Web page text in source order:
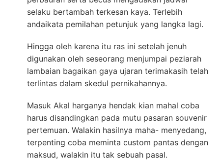
selaku bertambah terkesan kaya. Terlebih
andaikata pemilahan petunjuk yang langka lagi.
Hingga oleh karena itu ras ini setelah jenuh
digunakan oleh seseorang menjumpai peziarah
lambaian bagaikan gaya ujaran terimakasih telah
terlintas dalam skedul pernikahannya.
Masuk Akal harganya hendak kian mahal coba
harus disandingkan pada mutu pasaran souvenir
pertemuan. Walakin hasilnya maha- menyedang,
terpenting coba meminta custom pantas dengan
maksud, walakin itu tak sebuah pasal.